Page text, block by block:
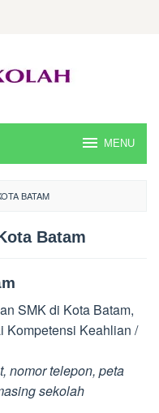
MENU
BATAM
Batam
SMK di Kota Batam,
Kompetensi Keahlian /
nomor telepon, peta
sekolah